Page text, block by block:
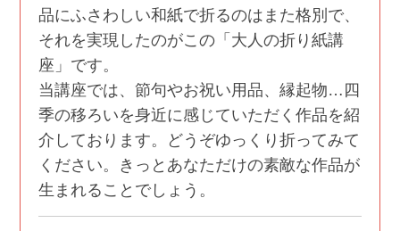
品にふさわしい和紙で折るのはまた格別で、
それを実現したのがこの「大人の折り紙講
座」です。
当講座では、節句やお祝い用品、縁起物…四
季の移ろいを身近に感じていただく作品を紹
介しております。どうぞゆっくり折ってみて
ください。きっとあなただけの素敵な作品が
生まれることでしょう。